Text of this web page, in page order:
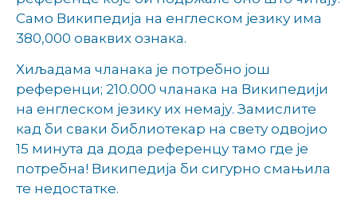
Само Википедија на енглеском језику има
380,000 оваквих ознака.
Хиљадама чланака је потребно још
референци; 210.000 чланака на Википедији
на енглеском језику их немају. Замислите
кад би сваки библиотекар на свету одвојио
15 минута да дода референцу тамо где је
потребна! Википедија би сигурно смањила
тe недостатке.